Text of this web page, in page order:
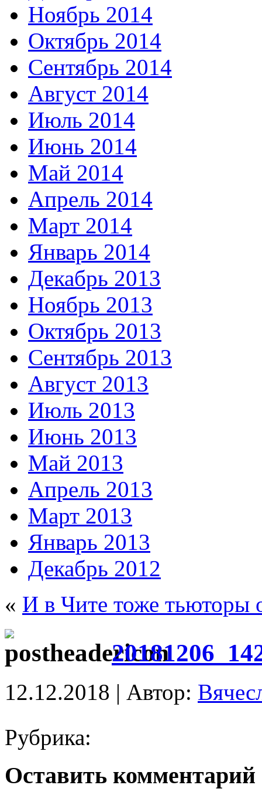
Ноябрь 2014
Октябрь 2014
Сентябрь 2014
Август 2014
Июль 2014
Июнь 2014
Май 2014
Апрель 2014
Март 2014
Январь 2014
Декабрь 2013
Ноябрь 2013
Октябрь 2013
Сентябрь 2013
Август 2013
Июль 2013
Июнь 2013
Май 2013
Апрель 2013
Март 2013
Январь 2013
Декабрь 2012
« И в Чите тоже тьюторы
12.12.2018 | Автор:
Рубрика:
Оставить комментарий